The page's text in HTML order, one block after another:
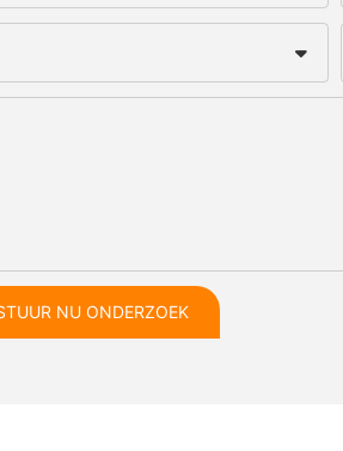
NU ONDERZOEK